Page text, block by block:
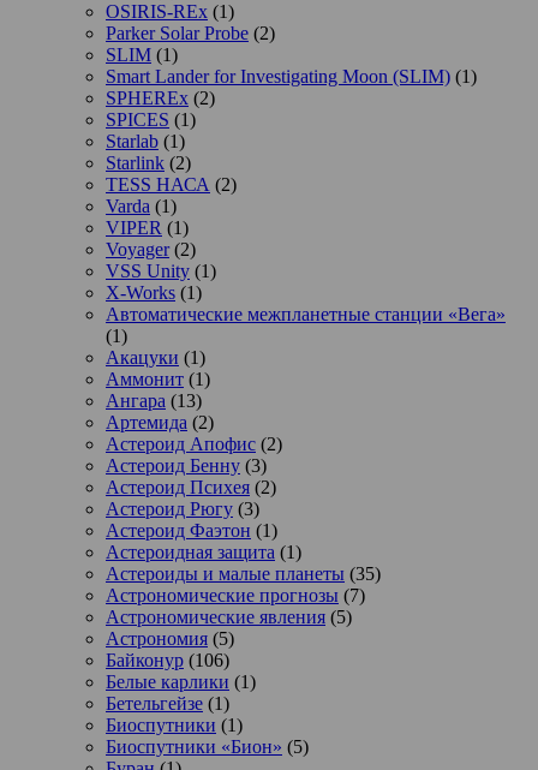
OSIRIS-REx (1)
Parker Solar Probe (2)
SLIM (1)
Smart Lander for Investigating Moon (SLIM) (1)
SPHEREx (2)
SPICES (1)
Starlab (1)
Starlink (2)
TESS НАСА (2)
Varda (1)
VIPER (1)
Voyager(2)
VSS Unity (1)
X-Works (1)
Автоматические межпланетные станции «Вега»
(1)
Акацуки (1)
Аммонит (1)
Ангара (13)
Артемида (2)
Астероид Апофис (2)
Астероид Бенну (3)
Астероид Психея (2)
Астероид Рюгу (3)
Астероид Фаэтон (1)
Астероидная защита (1)
Астероиды и малые планеты (35)
Астрономические прогнозы (7)
Астрономические явления (5)
Астрономия (5)
Байконур (106)
Белые карлики (1)
Бетельгейзе (1)
Биоспутники (1)
Биоспутники «Бион» (5)